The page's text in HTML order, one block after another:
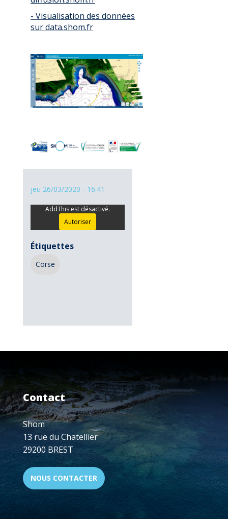
- Visualisation des données
sur data.shom.fr
jeu 26/03/2020 - 16:41
AddThis est désactivé.
Autoriser
Étiquettes
Corse
Contact
Shom
13 rue du Chatellier
29200 BREST
NOUS CONTACTER